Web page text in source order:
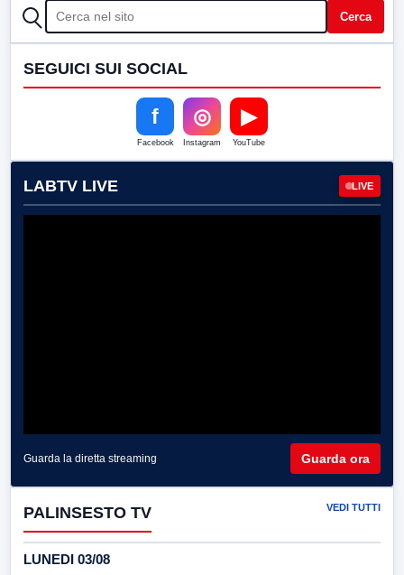
CERCA Cerca
SEGUICI SUI SOCIAL
f
Facebook
◎
Instagram
▶
YouTube
LABTV LIVE LIVE
Guarda la diretta streaming Guarda ora
PALINSESTO TV VEDI TUTTI
LUNEDI 03/08